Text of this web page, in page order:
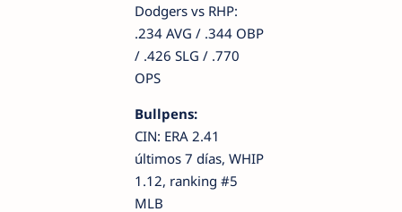
Dodgers vs RHP:
.234 AVG / .344 OBP
/ .426 SLG / .770
OPS
Bullpens:
CIN: ERA 2.41
últimos 7 días, WHIP
1.12, ranking #5
MLB